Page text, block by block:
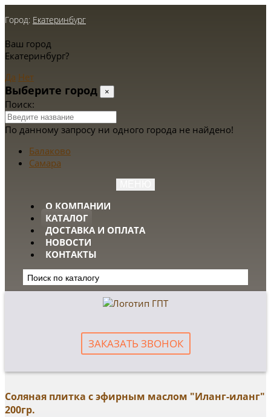
Город: Екатеринбург
Ваш город
Екатеринбург?
Да Нет
Выберите город ×
Поиск:
По данному запросу ни одного города не найдено!
Балаково
Самара
О КОМПАНИИ
КАТАЛОГ
ДОСТАВКА И ОПЛАТА
НОВОСТИ
КОНТАКТЫ
ЗАКАЗАТЬ ЗВОНОК
Соляная плитка с эфирным маслом "Иланг-иланг"
200гр.